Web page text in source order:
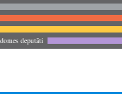
deputāti